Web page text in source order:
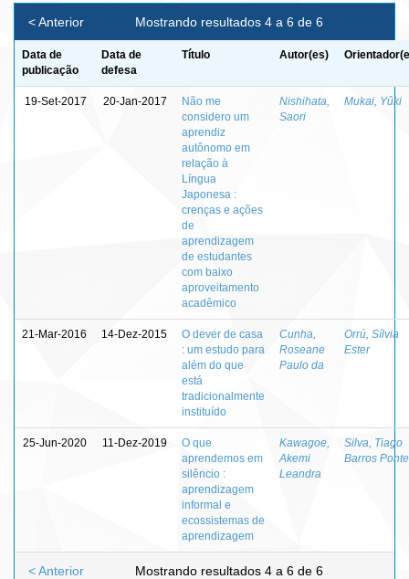
Mostrando resultados 4 a 6 de 6
< Anterior
Data de
publicação
Data de
defesa
Título Autor(es)
19-Set-2017 20-Jan-2017
Não me
considero um
aprendiz
autônomo em
relação à
Língua
Japonesa :
crenças e ações
de
aprendizagem
de estudantes
com baixo
aproveitamento
acadêmico
Nishihata,
Saori
Mukai, Yûki
21-Mar-2016 14-Dez-2015
O dever de casa
: um estudo para
além do que
está
tradicionalmente
instituído
Cunha,
Roseane
Paulo da
Orrú, Sílvia
Ester
25-Jun-2020 11-Dez-2019
O que
aprendemos em
silêncio :
aprendizagem
informal e
ecossistemas de
aprendizagem
Kawagoe,
Akemi
Leandra
Silva, Tiago
Barros
Mostrando resultados 4 a 6 de 6
< Anterior